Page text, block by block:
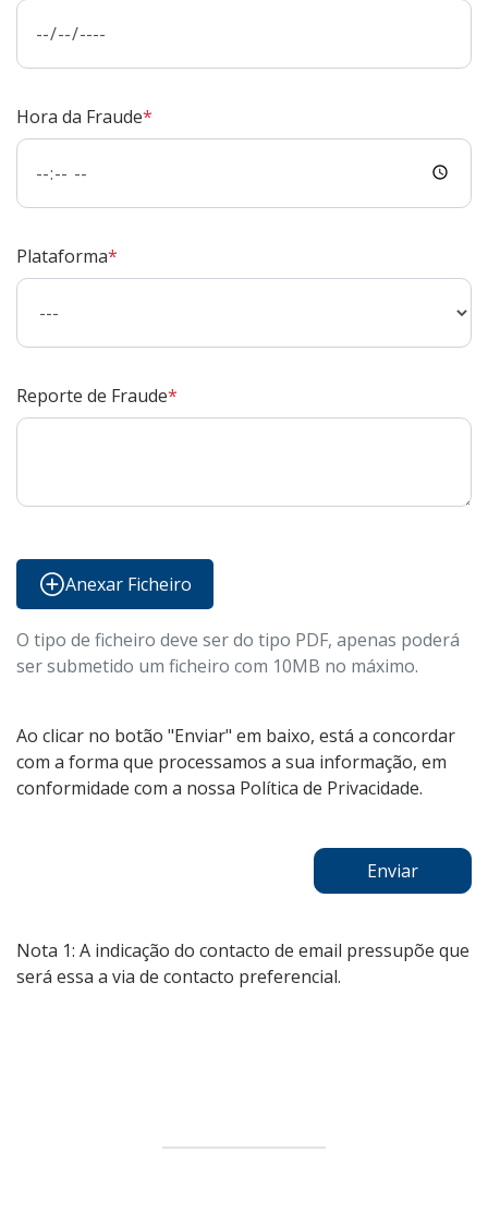
Hora da Fraude
Plataforma
Reporte de Fraude
Anexar Ficheiro
O tipo de ficheiro deve ser do tipo PDF, apenas poderá
ser submetido um ficheiro com 10MB no máximo.
Ao clicar no botão "Enviar" em baixo, está a concordar
com a forma que processamos a sua informação, em
conformidade com a nossa Política de Privacidade.
Enviar
Nota 1: A indicação do contacto de email pressupõe que
será essa a via de contacto preferencial.